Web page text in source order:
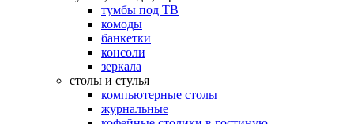
тумбы под ТВ
комоды
банкетки
консоли
зеркала
столы и стулья
компьютерные столы
журнальные